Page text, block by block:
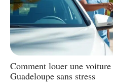
Comment louer une
Guadeloupe sans stress